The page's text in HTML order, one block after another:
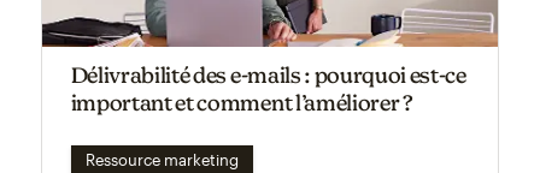
Délivrabilité des e-mails : pourquoi est-ce
important et comment l’améliorer ?
Ressource marketing